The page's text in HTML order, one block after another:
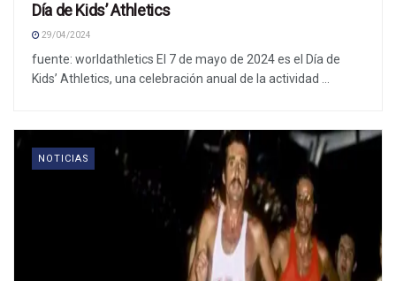
Día de Kids’ Athletics
29/04/2024
fuente: worldathletics El 7 de mayo de 2024 es el Día de
Kids’ Athletics, una celebración anual de la actividad ...
NOTICIAS